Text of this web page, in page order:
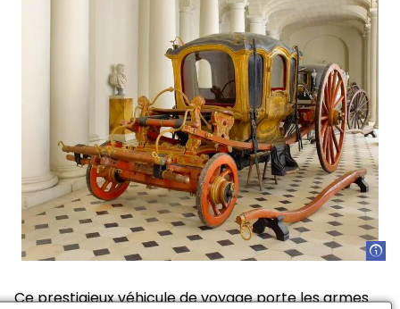
Ce prestigieux véhicule de voyage porte les armes